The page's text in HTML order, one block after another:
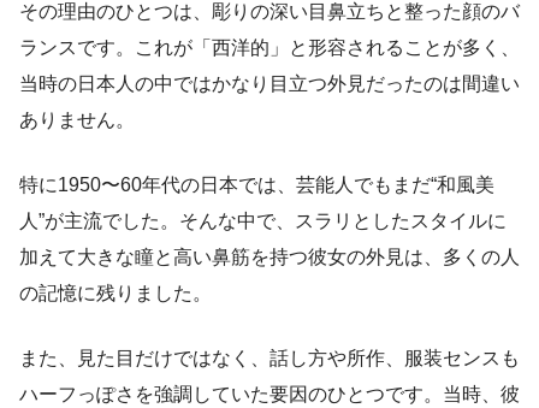
その理由のひとつは、彫りの深い目鼻立ちと整った顔のバ
ランスです。これが「西洋的」と形容されることが多く、
当時の日本人の中ではかなり目立つ外見だったのは間違い
ありません。
特に1950〜60年代の日本では、芸能人でもまだ“和風美
人”が主流でした。そんな中で、スラリとしたスタイルに
加えて大きな瞳と高い鼻筋を持つ彼女の外見は、多くの人
の記憶に残りました。
また、見た目だけではなく、話し方や所作、服装センスも
ハーフっぽさを強調していた要因のひとつです。当時、彼